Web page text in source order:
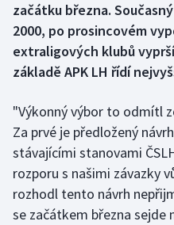
Curling
Dostihy
Futsal
Golf
Gymnastika
začátku března.
2000, po prosincovém
extraligových klubů
základě APK LH řídí
"Výkonný výbor to odmítl
Za prvé je předložený
stávajícími stanovami
rozporu s našimi závazky
rozhodl tento návrh
se začátkem března sejde